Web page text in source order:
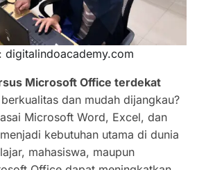
digitalindoacademy.com
Microsoft Office terdekat
dan mudah dijangkau?
Microsoft Word, Excel, dan
kebutuhan utama di dunia
mahasiswa, maupun